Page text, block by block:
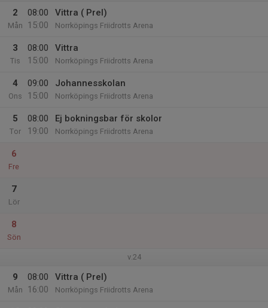
2
Mån
08:00
15:00
Vittra ( Prel)
Norrköpings Friidrotts Arena
3
Tis
08:00
15:00
Vittra
Norrköpings Friidrotts Arena
4
Ons
09:00
15:00
Johannesskolan
Norrköpings Friidrotts Arena
5
Tor
08:00
19:00
Ej bokningsbar för skolor
Norrköpings Friidrotts Arena
6
Fre
7
Lör
8
Sön
v.24
9
Mån
08:00
16:00
Vittra ( Prel)
Norrköpings Friidrotts Arena